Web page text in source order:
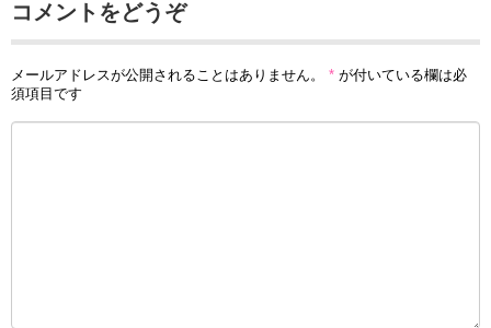
コメントをどうぞ
メールアドレスが公開されることはありません。 * が付いている欄は必
須項目です